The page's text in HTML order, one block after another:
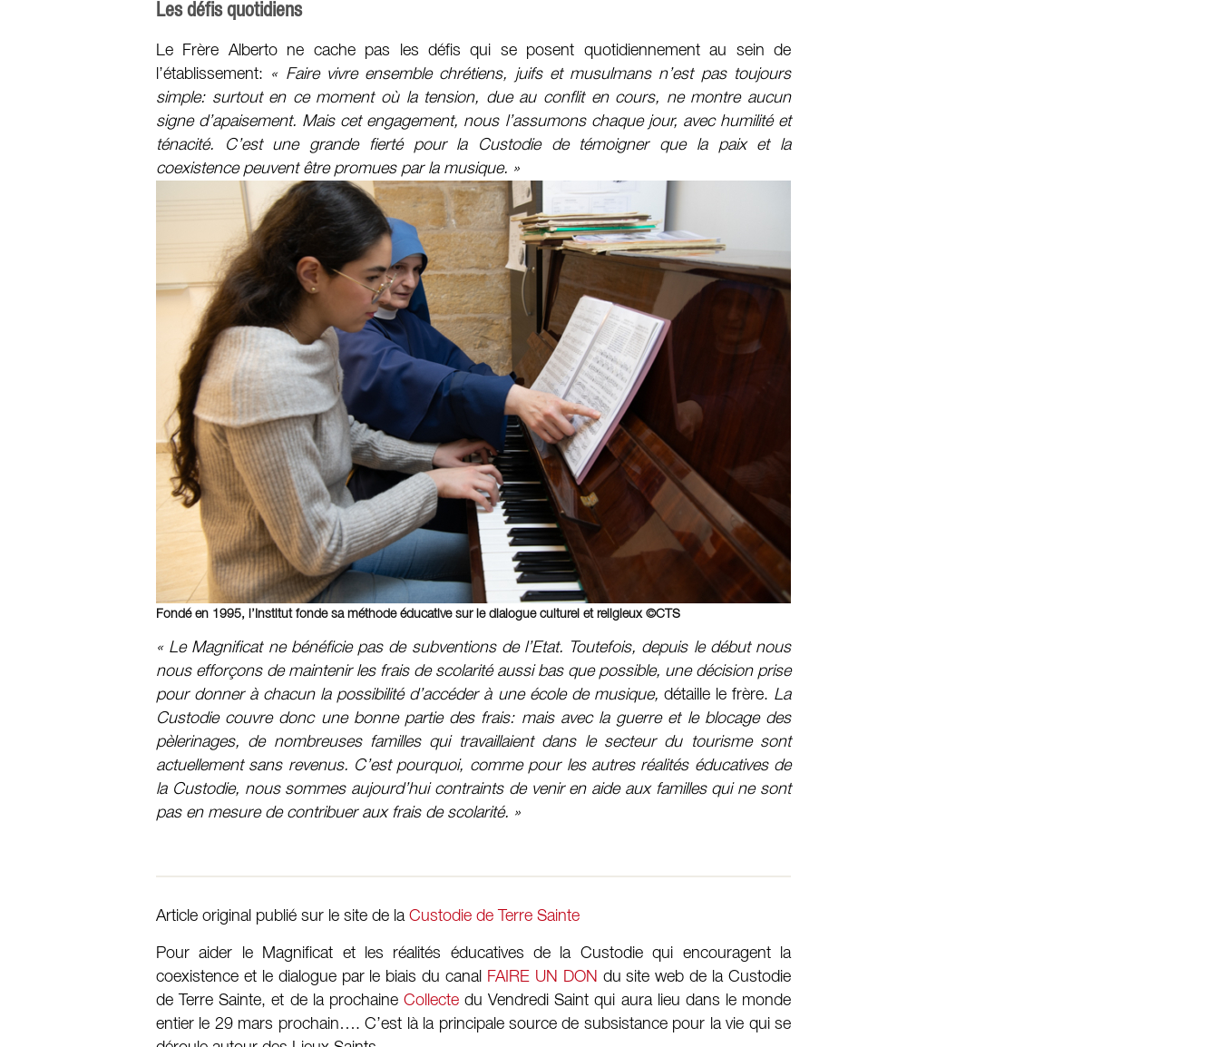
Les défis quotidiens
Le Frère Alberto ne cache pas les défis qui se posent quotidiennement au sein de
l’établissement:
« Faire vivre ensemble chrétiens, juifs et musulmans n’est pas toujours
simple: surtout en ce moment où la tension, due au conflit en cours, ne montre aucun
signe d’apaisement. Mais cet engagement, nous l’assumons chaque jour, avec humilité et
ténacité. C’est une grande fierté pour la Custodie de témoigner que la paix et la
coexistence peuvent être promues par la musique. »
Fondé en 1995, l’Institut fonde sa méthode éducative sur le dialogue culturel et religieux ©CTS
« Le Magnificat ne bénéficie pas de subventions de l’Etat. Toutefois, depuis le début nous
nous efforçons de maintenir les frais de scolarité aussi bas que possible, une décision prise
pour donner à chacun la possibilité d’accéder à une école de musique, détaille le frère. La
Custodie couvre donc une bonne partie des frais: mais avec la guerre et le blocage des
pèlerinages, de nombreuses familles qui travaillaient dans le secteur du tourisme sont
actuellement sans revenus. C’est pourquoi, comme pour les autres réalités éducatives de
la Custodie, nous sommes aujourd’hui contraints de venir en aide aux familles qui ne sont
pas en mesure de contribuer aux frais de scolarité. »
Article original publié sur le site de la Custodie de Terre Sainte
Pour aider le Magnificat et les réalités éducatives de la Custodie qui encouragent la
coexistence et le dialogue par le biais du canal
FAIRE UN DON du site web de la Custodie
de Terre Sainte, et de la prochaine Collectedu Vendredi Saint qui aura lieu dans le monde
entier le 29 mars prochain…. C’est là la principale source de subsistance pour la vie qui se